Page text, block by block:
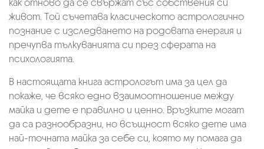
как отново да се свържат със собствения си
живот. Tой съчетава класическото астрологично
познание с изследването на родовата енергия и
пречупва тълкуванията си през сферата на
психологията.
В настоящата книга астрологът има за цел да
покаже, че всяко едно взаимоотношение между
майка и дете е правилно и ценно. Връзките могат
да са разнообразни, но всъщност всяко дете има
най-точната майка за себе си, която му помага да